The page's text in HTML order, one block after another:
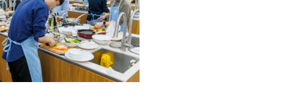
제 1 회（2016.9） 가고시마현 요리 체험 및 관광
PR
2016.9.10.sat18 : 30 ~20:30